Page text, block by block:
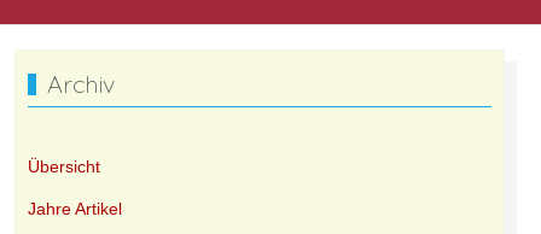
Archiv
Übersicht
Jahre Artikel